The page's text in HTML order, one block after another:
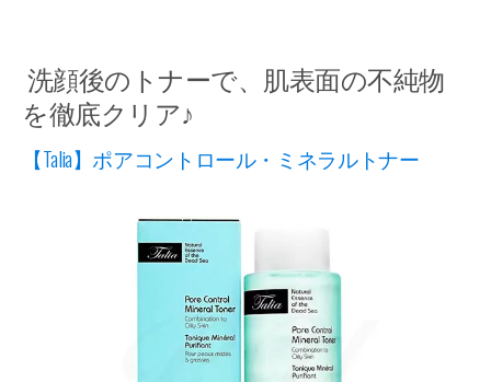
洗顔後のトナーで、肌表面の不純物
を徹底クリア♪
【Talia】ポアコントロール・ミネラルトナー